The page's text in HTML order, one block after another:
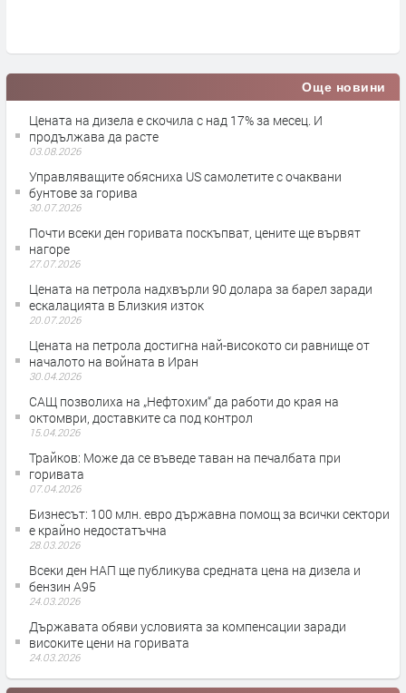
Още новини
Цената на дизела е скочила с над 17% за месец. И
продължава да расте
03.08.2026
Управляващите обясниха US самолетите с очаквани
бунтове за горива
30.07.2026
Почти всеки ден горивата поскъпват, цените ще вървят
нагоре
27.07.2026
Цената на петрола надхвърли 90 долара за барел заради
ескалацията в Близкия изток
20.07.2026
Цената на петрола достигна най-високото си равнище от
началото на войната в Иран
30.04.2026
САЩ позволиха на „Нефтохим“ да работи до края на
октомври, доставките са под контрол
15.04.2026
Трайков: Може да се въведе таван на печалбата при
горивата
07.04.2026
Бизнесът: 100 млн. евро държавна помощ за всички сектори
е крайно недостатъчна
28.03.2026
Всеки ден НАП ще публикува средната цена на дизела и
бензин А95
24.03.2026
Държавата обяви условията за компенсации заради
високите цени на горивата
24.03.2026